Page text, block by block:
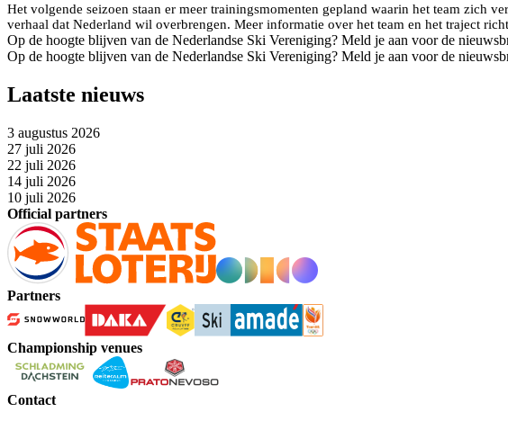
Het volgende seizoen staan er meer trainingsmomenten gepland waarin het team zich
verhaal dat Nederland wil overbrengen. Meer informatie over het team en het traject
Op de hoogte blijven van de Nederlandse Ski Vereniging? Meld je aan voor de
Op de hoogte blijven van de Nederlandse Ski Vereniging? Meld je aan voor de
Laatste nieuws
3 augustus 2026
27 juli 2026
22 juli 2026
14 juli 2026
10 juli 2026
Official partners
Partners
Championship venues
Contact